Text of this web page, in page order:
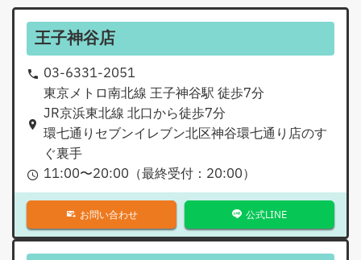
王子神谷店
03-6331-2051
東京メトロ南北線 王子神谷駅 徒歩7分
JR京浜東北線 北口から徒歩7分
環七通りセブンイレブン北区神谷環七通り店のす
ぐ裏手
11:00〜20:00 （最終受付： 20:00）
お問い合わせ 公式LINE